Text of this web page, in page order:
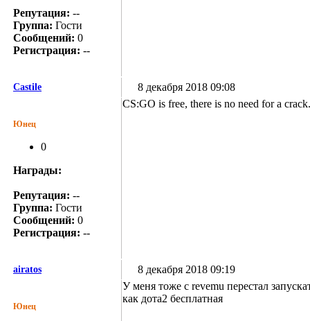
Репутация: --
Группа: Гости
Сообщений: 0
Регистрация: --
Castile 8 декабря 2018 09:08
Юнец
0
Награды:
Репутация: --
Группа: Гости
Сообщений: 0
Регистрация: --
CS:GO is free, there is no need for a crack.
airatos 8 декабря 2018 09:19
Юнец
У меня тоже с revemu перестал
как дота2 бесплатная